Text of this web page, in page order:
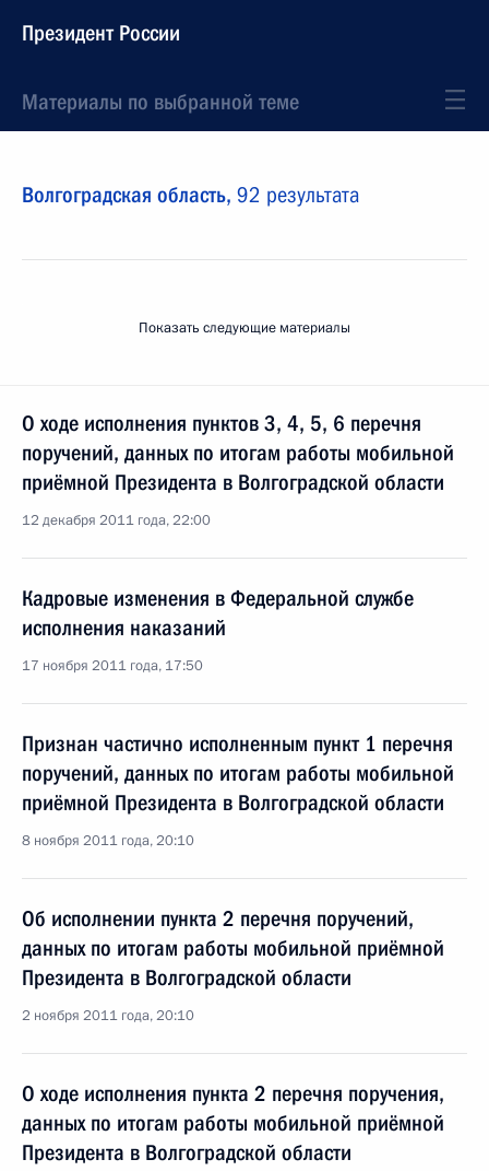
Президент России
Материалы по выбранной теме
Волгоградская область, 92 результата
Показать следующие материалы
О ходе исполнения пунктов 3, 4, 5, 6 перечня
поручений, данных по итогам работы мобильной
приёмной Президента в Волгоградской области
12 декабря 2011 года, 22:00
Кадровые изменения в Федеральной службе
исполнения наказаний
17 ноября 2011 года, 17:50
Признан частично исполненным пункт 1 перечня
поручений, данных по итогам работы мобильной
приёмной Президента в Волгоградской области
8 ноября 2011 года, 20:10
Об исполнении пункта 2 перечня поручений,
данных по итогам работы мобильной приёмной
Президента в Волгоградской области
2 ноября 2011 года, 20:10
О ходе исполнения пункта 2 перечня поручения,
данных по итогам работы мобильной приёмной
Президента в Волгоградской области